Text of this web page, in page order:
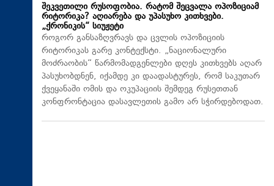
შეკვეთილი რუსოფობია. რატომ შეცვალა ოპოზიციამ
რიტორიკა? აღიარება და უპასუხო კითხვები.
„ქრონიკის“ სიუჟეტი
როგორ განსაზღვრავს და ცვლის ოპოზიციის
რიტორიკას გარე კონტექსტი. „ნაციონალური
მოძრაობის“ წარმომადგენლები დღეს კითხვებს აღარ
პასუხობდნენ, იქამდე კი დაადასტურეს, რომ საკუთარ
ქვეყანაში ომის და ოკუპაციის შემდეგ რუსეთთან
კონფრონტაცია დასავლეთის გამო არ სჭირდებოდათ.